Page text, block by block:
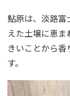
鮎原は、淡路
えた土壌に恵
きいことから
す。